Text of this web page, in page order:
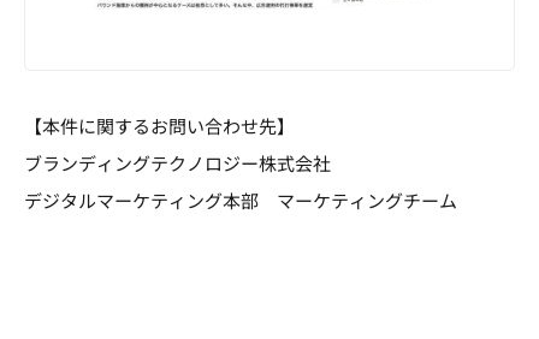
【本件に関するお問い合わせ先】
ブランディングテクノロジー株式会社
デジタルマーケティング本部 マーケティングチーム